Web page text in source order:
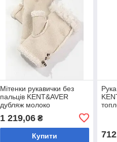
Мітенки рукавички без
пальців KENT&AVER
дубляж молоко
1 219,06₴
Купити